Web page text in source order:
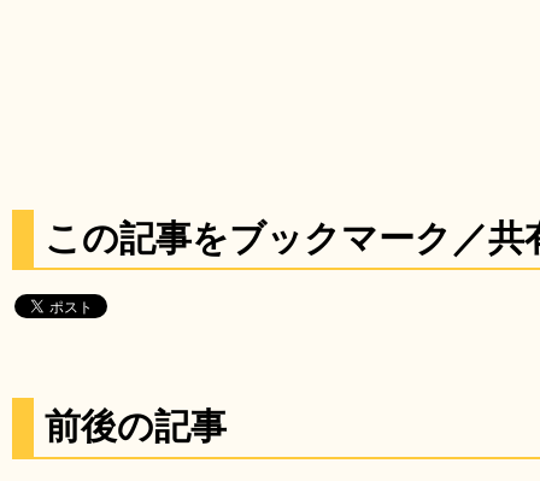
この記事をブックマーク／共
前後の記事